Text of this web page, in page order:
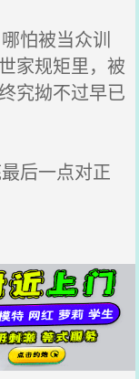
怕被当众训
家规矩里，被
究拗不过早已
后一点对正